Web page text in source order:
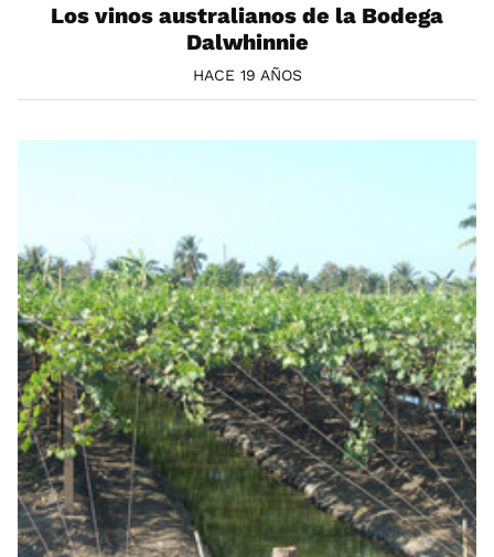
Los vinos australianos de la Bodega
Dalwhinnie
HACE 19 AÑOS